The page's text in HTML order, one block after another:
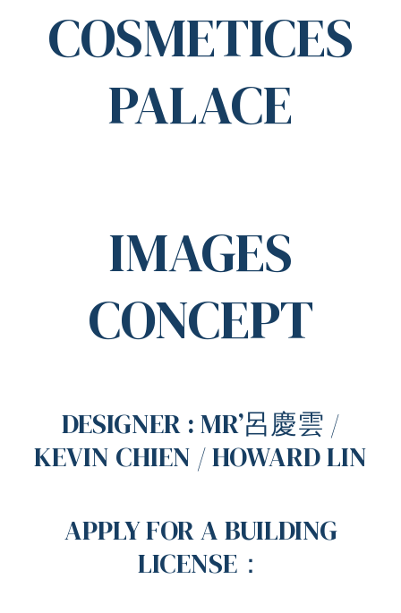
COSMETICES
PALACE
IMAGES
CONCEPT
DESIGNER : MR’呂慶雲 /
KEVIN CHIEN / HOWARD LIN
APPLY FOR A BUILDING
LICENSE：